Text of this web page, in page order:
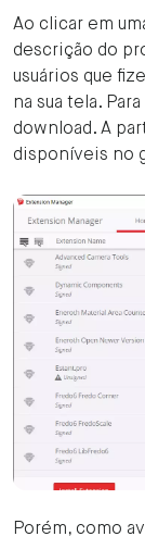
Ao clicar em
descrição do
usuários que
na sua tela.
download. A
disponíveis no
Porém, como